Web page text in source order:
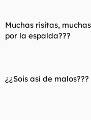
m
Muchas risitas,
por la espalda???
¿¿Sois así de malos???